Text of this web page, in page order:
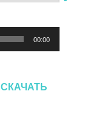
00:00
СКАЧАТЬ